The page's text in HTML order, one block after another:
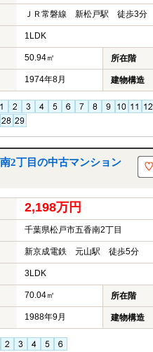
ＪＲ常磐線 新松戸駅 徒歩3分
1LDK
50.94㎡ 所在階
1974年8月 建物構造
2丁目の中古マンション
2,198万円
千葉県松戸市五香南2丁目
新京成電鉄 元山駅 徒歩5分
3LDK
70.04㎡ 所在階
1988年9月 建物構造